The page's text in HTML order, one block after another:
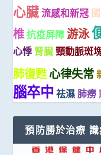
心臟 流感和新冠
椎抗疫屏障 游泳
心悸 腎臟頸動脈斑
肺復甦心律失常
腦卒中 祛濕 肺癆
預防勝於治療